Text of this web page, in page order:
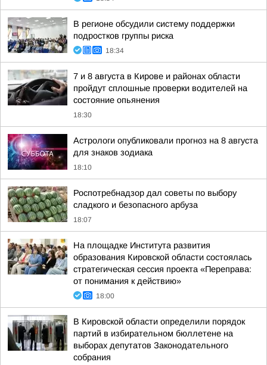
В регионе обсудили систему поддержки
подростков группы риска
18:34
7 и 8 августа в Кирове и районах области
пройдут сплошные проверки водителей на
состояние опьянения
18:30
Астрологи опубликовали прогноз на 8 августа
для знаков зодиака
18:10
Роспотребнадзор дал советы по выбору
сладкого и безопасного арбуза
18:07
На площадке Института развития
образования Кировской области состоялась
стратегическая сессия проекта «Переправа:
от понимания к действию»
18:00
В Кировской области определили порядок
партий в избирательном бюллетене на
выборах депутатов Законодательного
собрания